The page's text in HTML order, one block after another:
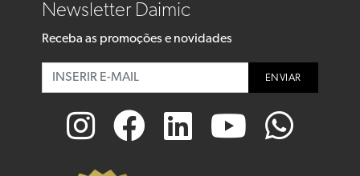
Newsletter Daimic
Receba as promoções e novidades
ENVIAR